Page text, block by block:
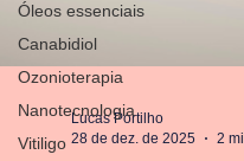
Óleos essenciais
Canabidiol
Ozonioterapia
Nanotecnologia
Vitiligo